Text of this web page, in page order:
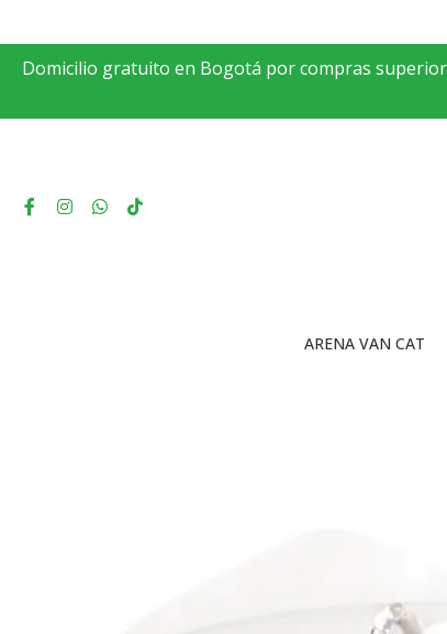
Domicilio gratuito en Bogotá por compras
ARENA VAN CAT